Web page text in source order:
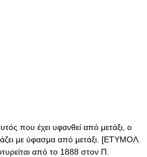
που έχει υφανθεί από μετάξι, ο
με ύφασμα από μετάξι. [ΕΤΥΜΟΛ.
από το 1888 στον Π.